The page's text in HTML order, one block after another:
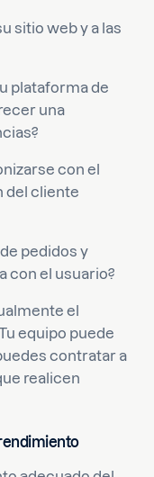
sitio web y a las
plataforma de
una
con el
del cliente
pedidos y
con el usuario?
el
equipo puede
contratar a
realicen